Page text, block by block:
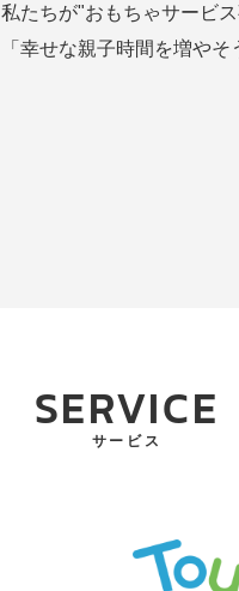
私たちが"おもちゃサービ
「幸せな親子時間を増や
SERVICE
サービス